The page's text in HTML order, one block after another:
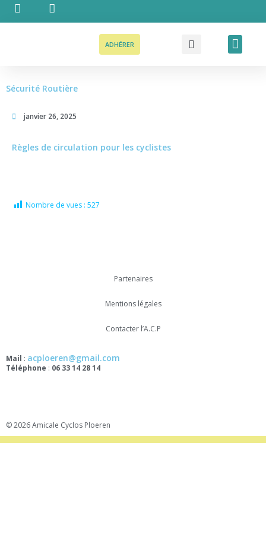
Aller
ADHÉRER
Sécurité Routière
janvier 26, 2025
Règles de circulation pour les cyclistes
Nombre de vues : 527
Partenaires
Mentions légales
Contacter l’A.C.P
Mail : acploeren@gmail.com
Téléphone : 06 33 14 28 14
© 2026 Amicale Cyclos Ploeren